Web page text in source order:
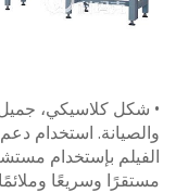
كلاسيكي، جميل،
استخدام دعم
بإستخدام مستشعر
وسريعًا وملائمًا